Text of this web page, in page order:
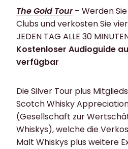
The Gold Tour– Werden
Clubs und verkosten Sie
JEDEN TAG ALLE 30
Kostenloser Audioguide
verfügbar
Die Silver Tour plus
Scotch Whisky
(Gesellschaft zur
Whiskys), welche die
Malt Whiskys plus weitere